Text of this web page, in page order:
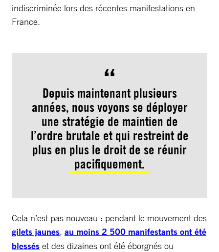
indiscriminée lors des récentes manifestations en
France.
Depuis maintenant plusieurs
années, nous voyons se déployer
une stratégie de maintien de
l’ordre brutale et qui restreint de
plus en plus le droit de se réunir
pacifiquement.
Cela n’est pas nouveau : pendant le mouvement des
gilets jaunes, au moins 2 500 manifestants ont été
blessés et des dizaines ont été éborgnés ou